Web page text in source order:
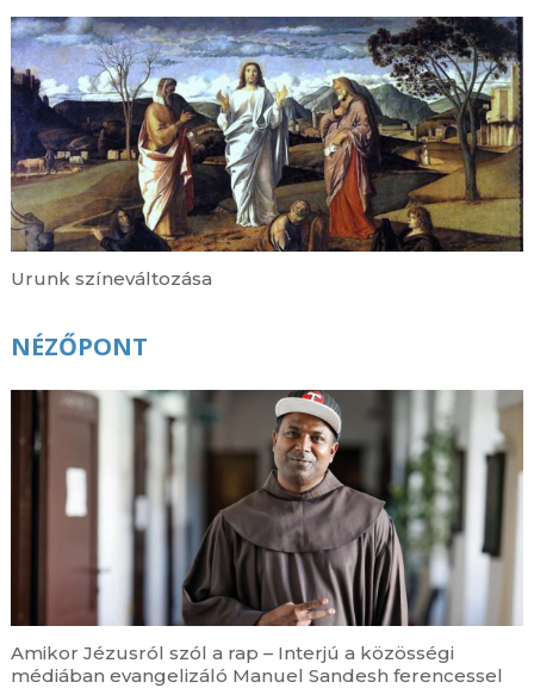
Urunk színeváltozása
NÉZŐPONT
Amikor Jézusról szól a rap – Interjú a közösségi
médiában evangelizáló Manuel Sandesh ferencessel